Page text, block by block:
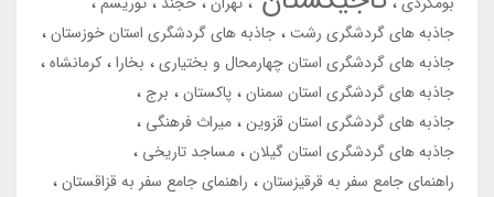
جاذبه های گردشگری رشت جاذبه های گردشگری استان خوزستان
جاذبه های گردشگری استان چهارمحال و بختیاری
بخارا کرمانشاه
جاذبه های گردشگری استان سمنان پاکستان
برج
جاذبه های گردشگری استان قزوین میراث فرهنگی
جاذبه های گردشگری استان گیلان مساجد تاریخی
راهنمای جامع سفر به قرقیزستان
راهنمای جامع سفر به قزاقستان